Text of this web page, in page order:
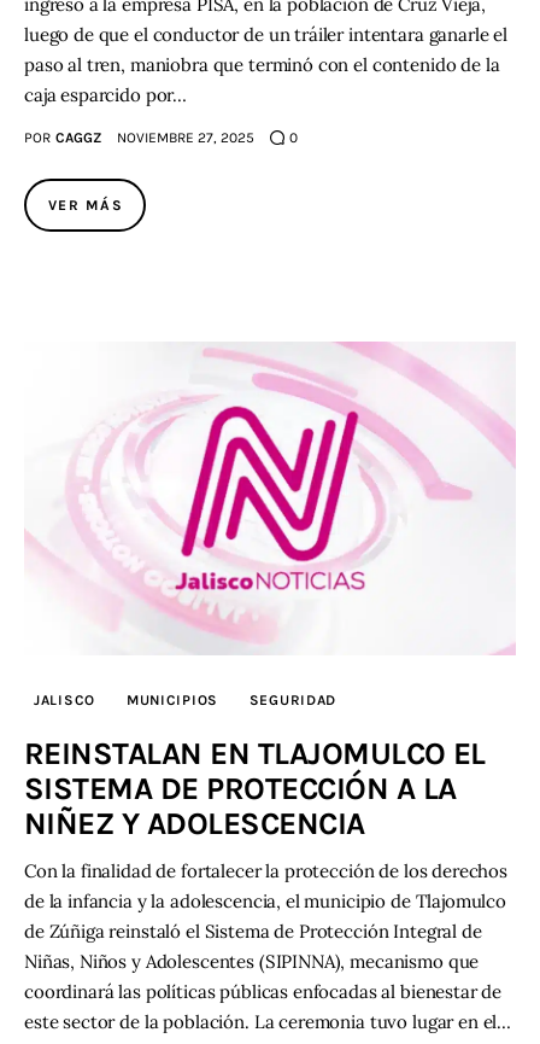
luego de que el conductor de un tráiler intentara ganarle el
paso al tren, maniobra que terminó con el contenido de la
caja esparcido por…
POR CAGGZ NOVIEMBRE 27, 2025 0
VER MÁS
JALISCO MUNICIPIOS SEGURIDAD
REINSTALAN EN TLAJOMULCO EL
SISTEMA DE PROTECCIÓN A LA
NIÑEZ Y ADOLESCENCIA
Con la finalidad de fortalecer la protección de los derechos
de la infancia y la adolescencia, el municipio de Tlajomulco
de Zúñiga reinstaló el Sistema de Protección Integral de
Niñas, Niños y Adolescentes (SIPINNA), mecanismo que
coordinará las políticas públicas enfocadas al bienestar de
este sector de la población. La ceremonia tuvo lugar en el…